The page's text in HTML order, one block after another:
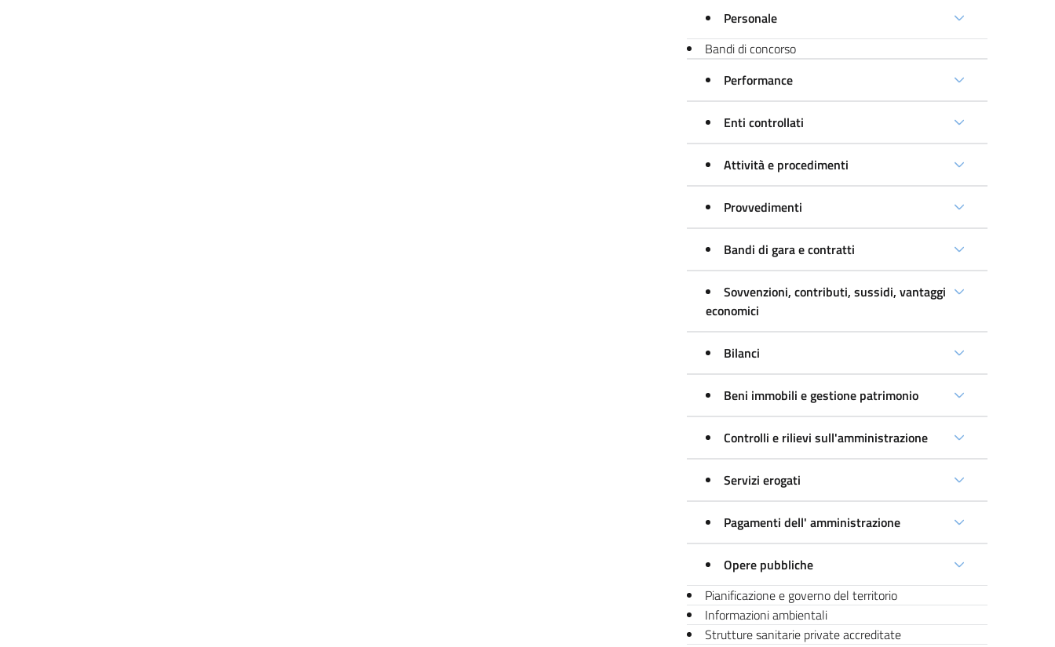
Personale
Bandi di concorso
Performance
Enti controllati
Attività e procedimenti
Provvedimenti
Bandi di gara e contratti
Sovvenzioni, contributi, sussidi, vantaggi
economici
Bilanci
Beni immobili e gestione patrimonio
Controlli e rilievi sull'amministrazione
Servizi erogati
Pagamenti dell' amministrazione
Opere pubbliche
Pianificazione e governo del territorio
Informazioni ambientali
Strutture sanitarie private accreditate